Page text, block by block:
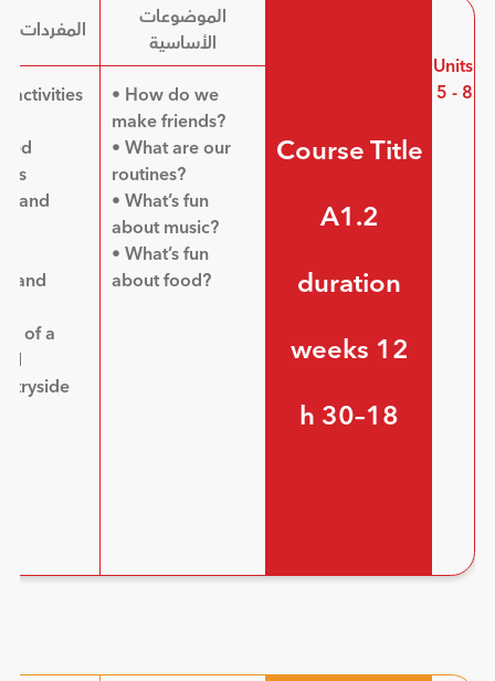
Units
5 - 8
Course Title
A1.2
duration
12 weeks
18–30 h
الموضوعات
الأساسية
المفردات
• How do we
make friends?
• What are our
routines?
• What’s fun
about music?
• What’s fun
about food?
activities
and
and
of a